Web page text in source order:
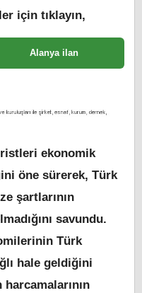
için tıklayın,
Alanya ilan
ekonomik
öne sürerek, Türk
şartlarının
savundu.
Türk
hale geldiğini